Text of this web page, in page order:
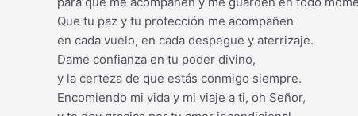
Que tu paz y tu protección me acompañen
en cada vuelo, en cada despegue y aterrizaje.
Dame confianza en tu poder divino,
y la certeza de que estás conmigo siempre.
Encomiendo mi vida y mi viaje a ti, oh Señor,